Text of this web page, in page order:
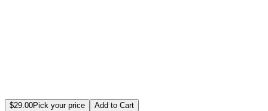
$29.00Pick your price Add to Cart